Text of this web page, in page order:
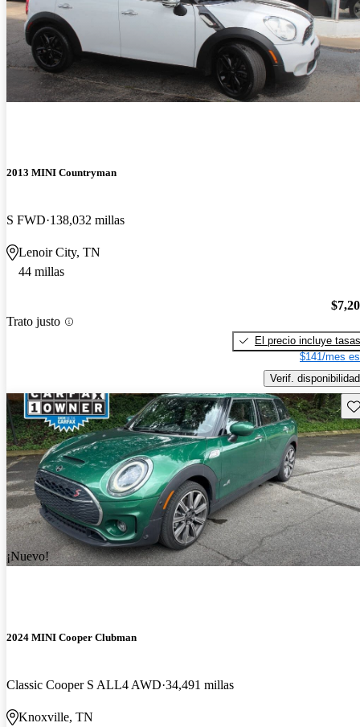
2013 MINI Countryman
S FWD 138,032 millas
Lenoir City, TN
44 millas
Trato justo
El precio incluye tasas
$141/mes
Verif. disponibilidad
¡Nuevo!
2024 MINI Cooper Clubman
Classic Cooper S ALL4 AWD 34,491 millas
Knoxville, TN